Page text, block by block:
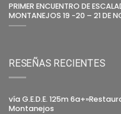
PRIMER ENCUENTRO DE
MONTANEJOS 19 -20 – 21 DE
RESEÑAS RECIENTES
vía G.E.D.E. 125m
Montanejos